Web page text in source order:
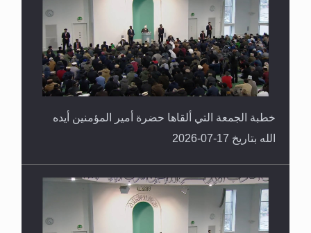
خطبة الجمعة التي ألقاها حضرة أمير المؤمنين أيده